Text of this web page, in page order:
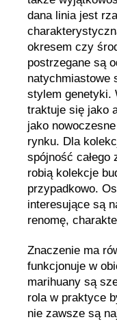
dana linia jest
okresem czy
postrzegane są
natychmiastowe
stylem genetyki.
traktuje się jako
jako
rynku. Dla
spójność całego
robią kolekcje
przypadkowo.
interesujące są
renomę,
Znaczenie ma
funkcjonuje w
marihuany są
rola w praktyce
nie zawsze są